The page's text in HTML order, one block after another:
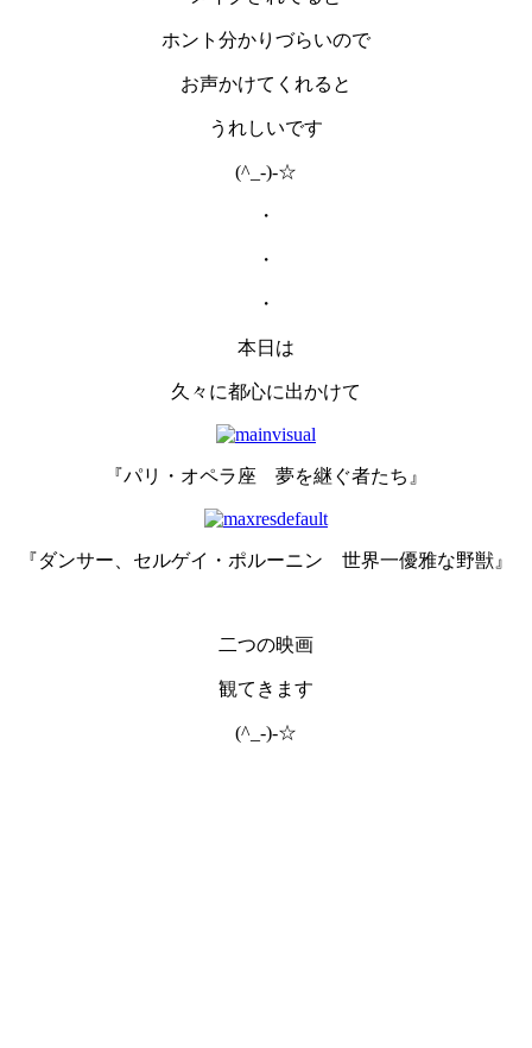
ホント分かりづらいので
お声かけてくれると
うれしいです
(^_-)-☆
・
・
・
本日は
久々に都心に出かけて
『パリ・オペラ座 夢を継ぐ者たち』
『ダンサー、セルゲイ・ポルーニン 世界一優雅な野獣』
二つの映画
観てきます
(^_-)-☆